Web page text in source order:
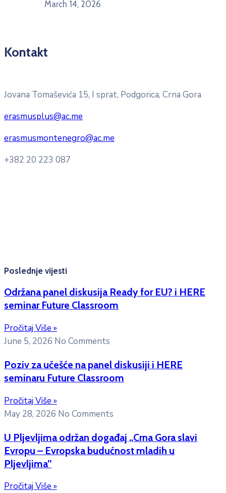
March 14, 2026
Kontakt
Jovana Tomaševića 15, I sprat, Podgorica, Crna Gora
erasmusplus@ac.me
erasmusmontenegro@ac.me
+382 20 223 087
Poslednje vijesti
Održana panel diskusija Ready for EU? i HERE
seminar Future Classroom
Pročitaj Više »
June 5, 2026 No Comments
Poziv za učešće na panel diskusiji i HERE
seminaru Future Classroom
Pročitaj Više »
May 28, 2026 No Comments
U Pljevljima održan događaj „Crna Gora slavi
Evropu – Evropska budućnost mladih u
Pljevljima”
Pročitaj Više »